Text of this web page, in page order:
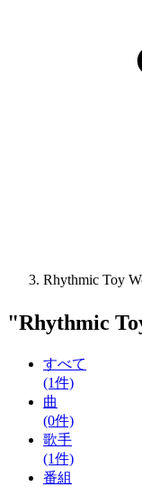
Rhythmic Toy
"Rhythmic
すべて
(1件)
曲
(0件)
歌手
(1件)
番組